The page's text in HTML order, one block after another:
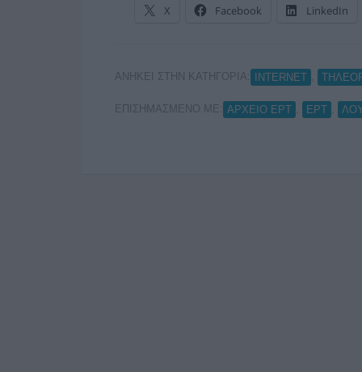
X Facebook LinkedIn
ΑΝΗΚΕΙ ΣΤΗΝ ΚΑΤΗΓΟΡΙΑ: INTERNET
ΕΠΙΣΗΜΑΣΜΕΝΟ ΜΕ: ΑΡΧΕΙΟ ΕΡΤ ΕΡΤ